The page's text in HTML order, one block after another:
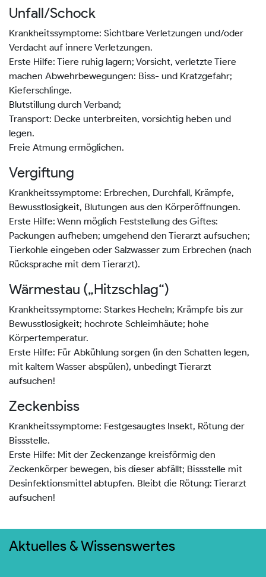
Unfall/Schock
Krankheitssymptome: Sichtbare Verletzungen und/oder
Verdacht auf innere Verletzungen.
Erste Hilfe: Tiere ruhig lagern; Vorsicht, verletzte Tiere
machen Abwehrbewegungen: Biss- und Kratzgefahr;
Kieferschlinge.
Blutstillung durch Verband;
Transport: Decke unterbreiten, vorsichtig heben und
legen.
Freie Atmung ermöglichen.
Vergiftung
Krankheitssymptome: Erbrechen, Durchfall, Krämpfe,
Bewusstlosigkeit, Blutungen aus den Körperöffnungen.
Erste Hilfe: Wenn möglich Feststellung des Giftes:
Packungen aufheben; umgehend den Tierarzt aufsuchen;
Tierkohle eingeben oder Salzwasser zum Erbrechen (nach
Rücksprache mit dem Tierarzt).
Wärmestau („Hitzschlag“)
Krankheitssymptome: Starkes Hecheln; Krämpfe bis zur
Bewusstlosigkeit; hochrote Schleimhäute; hohe
Körpertemperatur.
Erste Hilfe: Für Abkühlung sorgen (in den Schatten legen,
mit kaltem Wasser abspülen), unbedingt Tierarzt
aufsuchen!
Zeckenbiss
Krankheitssymptome: Festgesaugtes Insekt, Rötung der
Bissstelle.
Erste Hilfe: Mit der Zeckenzange kreisförmig den
Zeckenkörper bewegen, bis dieser abfällt; Bissstelle mit
Desinfektionsmittel abtupfen. Bleibt die Rötung: Tierarzt
aufsuchen!
Aktuelles & Wissenswertes